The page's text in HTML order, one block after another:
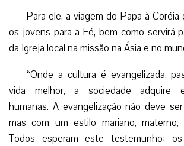
Para ele, a viagem do Papa à
os jovens para a Fé, bem como servirá
da Igreja local na missão na Ásia e no
“Onde a cultura é evangelizada,
vida melhor, a sociedade adquire
humanas. A evangelização não deve
mas com um estilo mariano, materno,
Todos esperam este testemunho: